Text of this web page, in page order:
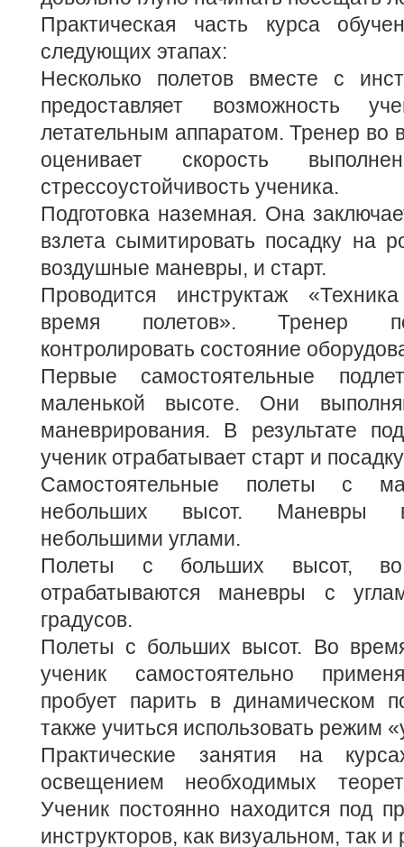
Практическая часть курса
следующих этапах:
Несколько полетов вместе с
предоставляет возможность
летательным аппаратом. Тренер во
оценивает скорость
стрессоустойчивость ученика.
Подготовка наземная. Она
взлета сымитировать посадку на
воздушные маневры, и старт.
Проводится инструктаж
время полетов». Тренер
контролировать состояние
Первые самостоятельные
маленькой высоте. Они
маневрирования. В результате
ученик отрабатывает старт и
Самостоятельные полеты с
небольших высот. Маневры
небольшими углами.
Полеты с больших высот,
отрабатываются маневры с
градусов.
Полеты с больших высот. Во
ученик самостоятельно
пробует парить в динамическом
также учиться использовать режим
Практические занятия на
освещением необходимых
Ученик постоянно находится под
инструкторов, как визуальном, так